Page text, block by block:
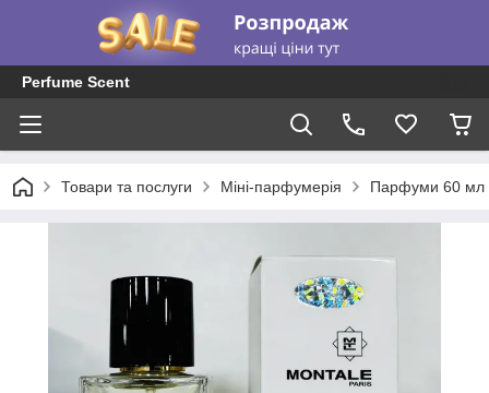
Perfume Scent
Товари та послуги Міні-парфумерія Парфуми 60 мл